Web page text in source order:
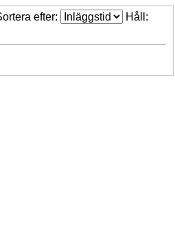
efter: Håll: